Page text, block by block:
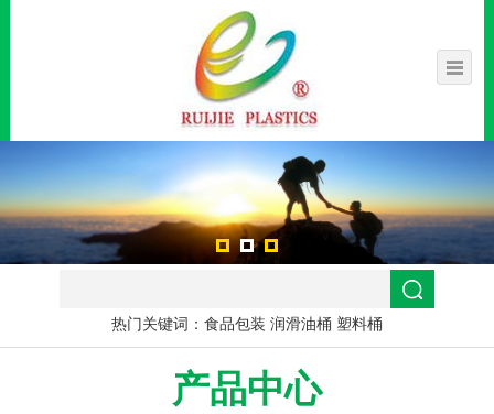
热门关键词： 食品包装 润滑油桶 塑料桶
产品中心